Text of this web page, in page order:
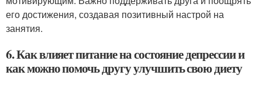
его достижения, создавая позитивный настрой на
занятия.
6. Как влияет питание на состояние депрессии и
как можно помочь другу улучшить свою диету